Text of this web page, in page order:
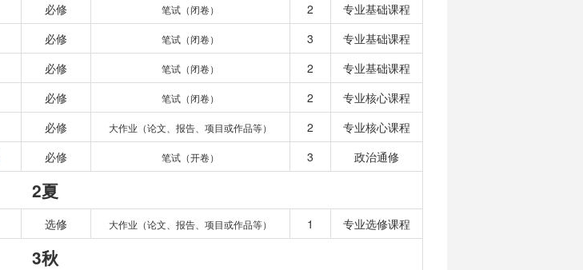
必修 笔试（闭卷） 2
专业基础课程
必修 笔试（闭卷） 3
专业基础课程
必修 笔试（闭卷） 2
专业基础课程
必修 笔试（闭卷） 2
专业核心课程
必修 大作业（论文、报告、项目或作品等） 2
专业核心课程
必修 笔试（开卷） 3 政治通修
2夏
选修 大作业（论文、报告、项目或作品等） 1 专业选修课程
3秋